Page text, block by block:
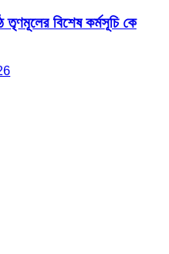
তৃণমূলের বিশেষ কর্মসূচি কে